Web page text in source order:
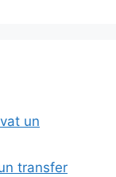
un
transfer